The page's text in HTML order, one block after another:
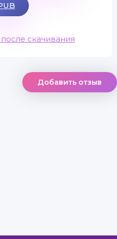
после скачивания
Добавить отзыв